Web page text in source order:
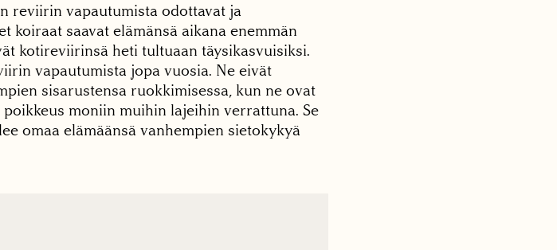
reviirin vapautumista odottavat ja
koiraat saavat elämänsä aikana enemmän
kotireviirinsä heti tultuaan täysikasvuisiksi.
vapautumista jopa vuosia. Ne eivät
sisarustensa ruokkimisessa, kun ne ovat
moniin muihin lajeihin verrattuna. Se
omaa elämäänsä vanhempien sietokykyä